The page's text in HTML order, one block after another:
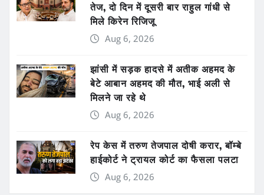
तेज, दो दिन में दूसरी बार राहुल गांधी से
मिले किरेन रिजिजू
Aug 6, 2026
झांसी में सड़क हादसे में अतीक अहमद के
बेटे आबान अहमद की मौत, भाई अली से
मिलने जा रहे थे
Aug 6, 2026
रेप केस में तरुण तेजपाल दोषी करार, बॉम्बे
हाईकोर्ट ने ट्रायल कोर्ट का फैसला पलटा
Aug 6, 2026